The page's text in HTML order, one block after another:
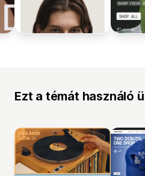
Ezt a témát használó